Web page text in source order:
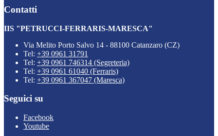
Contatti
IIS "PETRUCCI-FERRARIS-MARESCA"
Via Melito Porto Salvo 14 - 88100 Catanzaro (CZ)
Tel: +39 0961 31791
Tel: +39 0961 746314 (Segreteria)
Tel: +39 0961 61040 (Ferraris)
Tel: +39 0961 367047 (Maresca)
Seguici su
Facebook
Youtube